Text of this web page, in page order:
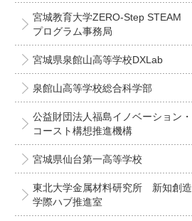
宮城教育大学ZERO-Step STEAM
プログラム事務局
宮城県泉館山高等学校DXLab
泉館山高等学校総合科学部
公益財団法人福島イノベーション・
コースト構想推進機構
宮城県仙台第一高等学校
東北大学金属材料研究所 新知創造
学際ハブ推進室